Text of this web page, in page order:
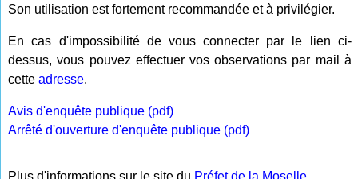
Son utilisation est fortement recommandée et à privilégier.
En cas d'impossibilité de vous connecter par le lien ci-
dessus, vous pouvez effectuer vos observations par mail à
cetteadresse.
Avis d'enquête publique (pdf)
Arrêté d'ouverture d'enquête publique (pdf)
Plus d'informations sur le site du Préfet de la Moselle